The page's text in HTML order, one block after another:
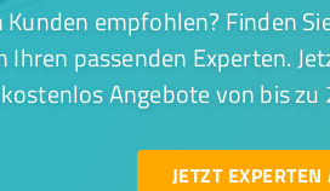
empfohlen? Finden
Ihren passenden Experten.
kostenlos Angebote von bis
JETZT